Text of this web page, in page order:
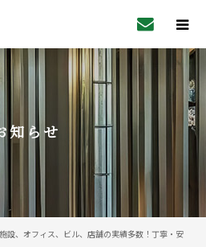
知らせ
設、オフィス、ビル、店舗の実績多数！丁寧・安